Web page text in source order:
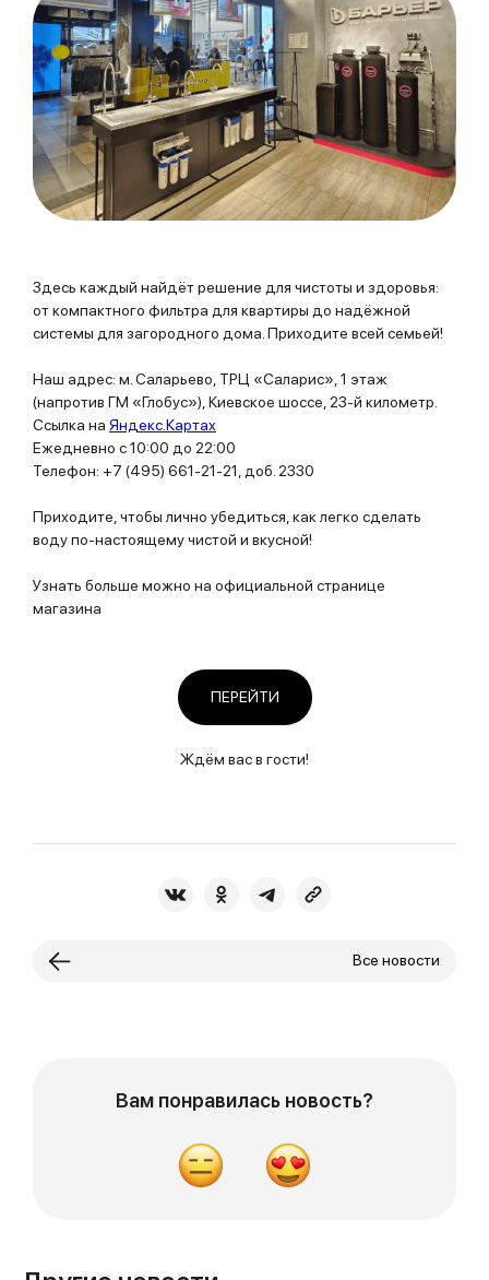
Здесь каждый найдёт решение для чистоты и здоровья:
от компактного фильтра для квартиры до надёжной
системы для загородного дома. Приходите всей семьей!
Наш адрес: м. Саларьево, ТРЦ «Саларис», 1 этаж
(напротив ГМ «Глобус»), Киевское шоссе, 23-й километр.
Ссылка на Яндекс.Картах
Ежедневно с 10:00 до 22:00
Телефон: +7 (495) 661-21-21, доб. 2330
Приходите, чтобы лично убедиться, как легко сделать
воду по-настоящему чистой и вкусной!
Узнать больше можно на официальной странице
магазина
ПЕРЕЙТИ
Ждём вас в гости!
Все новости
Вам понравилась новость?